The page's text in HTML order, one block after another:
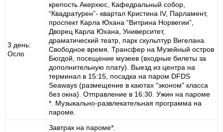
3 день:
Осло
крепость Акерхюс, Кафедральный собор,
“Квадратурен”- квартал Кристина IV, Парламент,
проспект Карла Юхана “Витрина Норвегии”,
Дворец Карла Юхана, Университет,
драматический театр, парк скульптур Вигелана.
Свободное время. Трансфер на Музейный остров
Бюгдой, посещение музеев (входные билеты за
дополнительную плату). Выезд из центра на
терминал в 15:15, посадка на паром DFDS
Seaways (размещение в каютах "эконом" класса
без окна). Отправление в 16:30. Ужин на пароме
*. Музыкально-развлекательная программа на
пароме.
Завтрак на пароме*.